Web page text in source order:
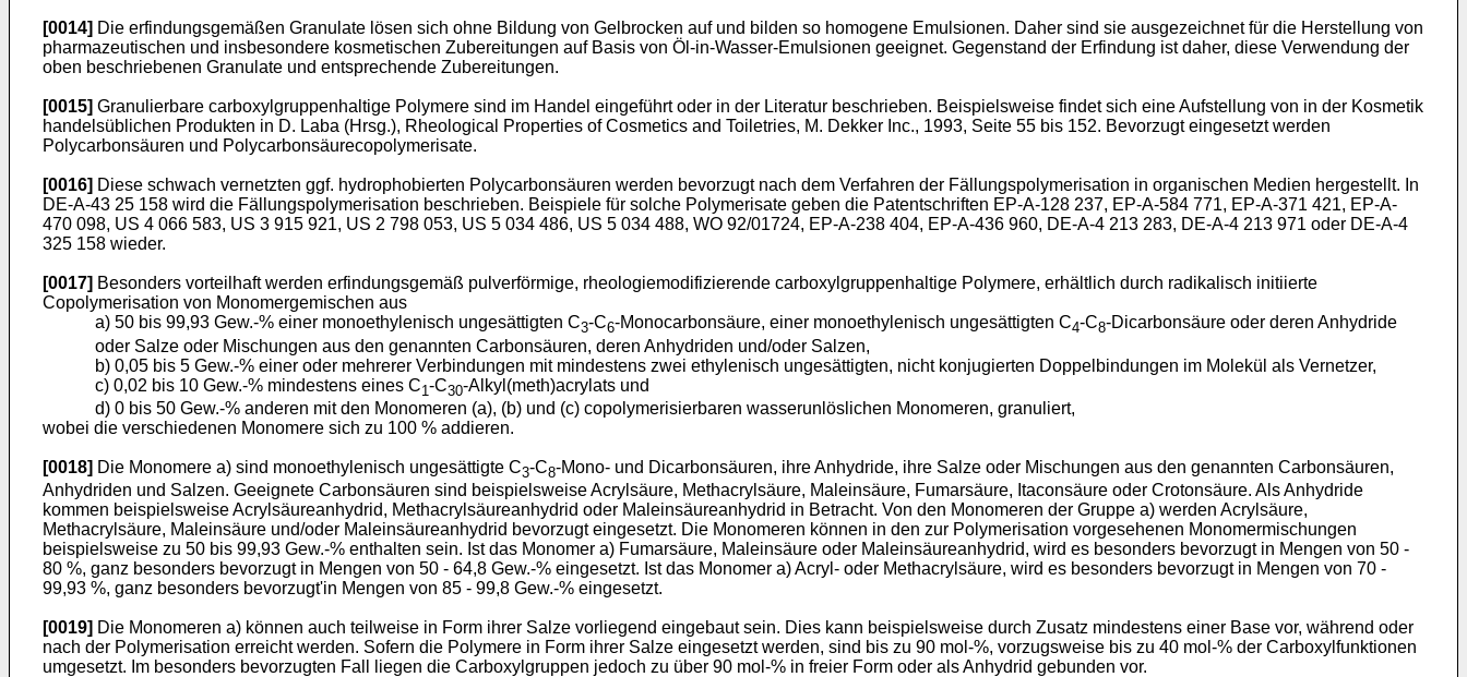
[0014] Die erfindungsgemäßen Granulate lösen sich ohne Bildung von Gelbrocken auf und bilden so homogene Emulsionen. Daher sind sie ausgezeichnet für die Herstellung von
pharmazeutischen und insbesondere kosmetischen Zubereitungen auf Basis von Öl-in-Wasser-Emulsionen geeignet. Gegenstand der Erfindung ist daher, diese Verwendung der
oben beschriebenen Granulate und entsprechende Zubereitungen.
[0015] Granulierbare carboxylgruppenhaltige Polymere sind im Handel eingeführt oder in der Literatur beschrieben. Beispielsweise findet sich eine Aufstellung von in der Kosmetik
handelsüblichen Produkten in D. Laba (Hrsg.), Rheological Properties of Cosmetics and Toiletries, M. Dekker Inc., 1993, Seite 55 bis 152. Bevorzugt eingesetzt werden
Polycarbonsäuren und Polycarbonsäurecopolymerisate.
[0016] Diese schwach vernetzten ggf. hydrophobierten Polycarbonsäuren werden bevorzugt nach dem Verfahren der Fällungspolymerisation in organischen Medien hergestellt. In
DE-A-43 25 158 wird die Fällungspolymerisation beschrieben. Beispiele für solche Polymerisate geben die Patentschriften EP-A-128 237, EP-A-584 771, EP-A-371 421, EP-A-
470 098, US 4 066 583, US 3 915 921, US 2 798 053, US 5 034 486, US 5 034 488, WO 92/01724, EP-A-238 404, EP-A-436 960, DE-A-4 213 283, DE-A-4 213 971 oder DE-A-4
325 158 wieder.
[0017] Besonders vorteilhaft werden erfindungsgemäß pulverförmige, rheologiemodifizierende carboxylgruppenhaltige Polymere, erhältlich durch radikalisch initiierte
Copolymerisation von Monomergemischen aus
a) 50 bis 99,93 Gew.-% einer monoethylenisch ungesättigten C3-C6-Monocarbonsäure, einer monoethylenisch ungesättigten C4-C8-Dicarbonsäure oder deren Anhydride
oder Salze oder Mischungen aus den genannten Carbonsäuren, deren Anhydriden und/oder Salzen,
b) 0,05 bis 5 Gew.-% einer oder mehrerer Verbindungen mit mindestens zwei ethylenisch ungesättigten, nicht konjugierten Doppelbindungen im Molekül als Vernetzer,
c) 0,02 bis 10 Gew.-% mindestens eines C1 -C30-Alkyl(meth)acrylats und
d) 0 bis 50 Gew.-% anderen mit den Monomeren (a), (b) und (c) copolymerisierbaren wasserunlöslichen Monomeren, granuliert,
wobei die verschiedenen Monomere sich zu 100 % addieren.
[0018] Die Monomere a) sind monoethylenisch ungesättigte C3-C8-Mono- und Dicarbonsäuren, ihre Anhydride, ihre Salze oder Mischungen aus den genannten Carbonsäuren,
Anhydriden und Salzen. Geeignete Carbonsäuren sind beispielsweise Acrylsäure, Methacrylsäure, Maleinsäure, Fumarsäure, Itaconsäure oder Crotonsäure. Als Anhydride
kommen beispielsweise Acrylsäureanhydrid, Methacrylsäureanhydrid oder Maleinsäureanhydrid in Betracht. Von den Monomeren der Gruppe a) werden Acrylsäure,
Methacrylsäure, Maleinsäure und/oder Maleinsäureanhydrid bevorzugt eingesetzt. Die Monomeren können in den zur Polymerisation vorgesehenen Monomermischungen
beispielsweise zu 50 bis 99,93 Gew.-% enthalten sein. Ist das Monomer a) Fumarsäure, Maleinsäure oder Maleinsäureanhydrid, wird es besonders bevorzugt in Mengen von 50 -
80 %, ganz besonders bevorzugt in Mengen von 50 - 64,8 Gew.-% eingesetzt. Ist das Monomer a) Acryl- oder Methacrylsäure, wird es besonders bevorzugt in Mengen von 70 -
99,93 %, ganz besonders bevorzugt'in Mengen von 85 - 99,8 Gew.-% eingesetzt.
[0019] Die Monomeren a) können auch teilweise in Form ihrer Salze vorliegend eingebaut sein. Dies kann beispielsweise durch Zusatz mindestens einer Base vor, während oder
nach der Polymerisation erreicht werden. Sofern die Polymere in Form ihrer Salze eingesetzt werden, sind bis zu 90 mol-%, vorzugsweise bis zu 40 mol-% der Carboxylfunktionen
umgesetzt. Im besonders bevorzugten Fall liegen die Carboxylgruppen jedoch zu über 90 mol-% in freier Form oder als Anhydrid gebunden vor.